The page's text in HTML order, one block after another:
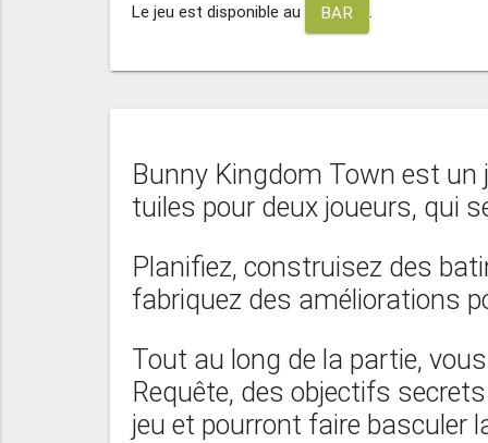
Le jeu est disponible au BAR .
Bunny Kingdom Town est un
tuiles pour deux joueurs, qui
Planifiez, construisez des
fabriquez des améliorations
Tout au long de la partie,
Requête, des objectifs
jeu et pourront faire basculer